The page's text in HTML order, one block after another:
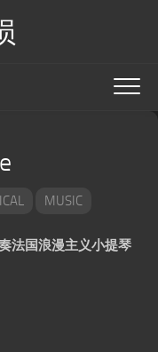
MUSIC
法国浪漫主义小提琴